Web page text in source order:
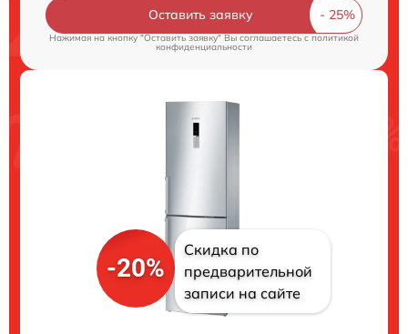
Оставить заявку
Нажимая на кнопку "Оставить заявку" Вы соглашаетесь cполитикой
конфиденциальности
-20%
Скидка по
предварительной
записи на сайте